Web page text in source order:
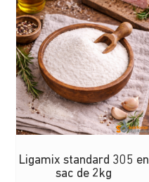
Ligamix standard 305 en
sac de 2kg